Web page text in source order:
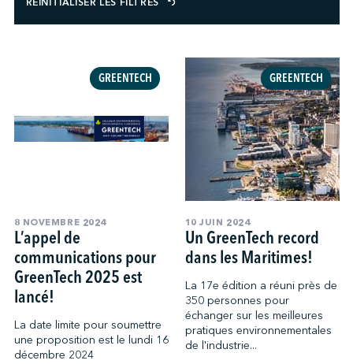
GREENTECH
8 NOVEMBRE 2024
L’appel de
communications pour
GreenTech 2025 est
lancé!
La date limite pour soumettre
une proposition est le lundi 16
décembre 2024
GREENTECH
10 JUIN 2024
Un GreenTech record
dans les Maritimes!
La 17e édition a réuni près de
350 personnes pour
échanger sur les meilleures
pratiques environnementales
de l'industrie...